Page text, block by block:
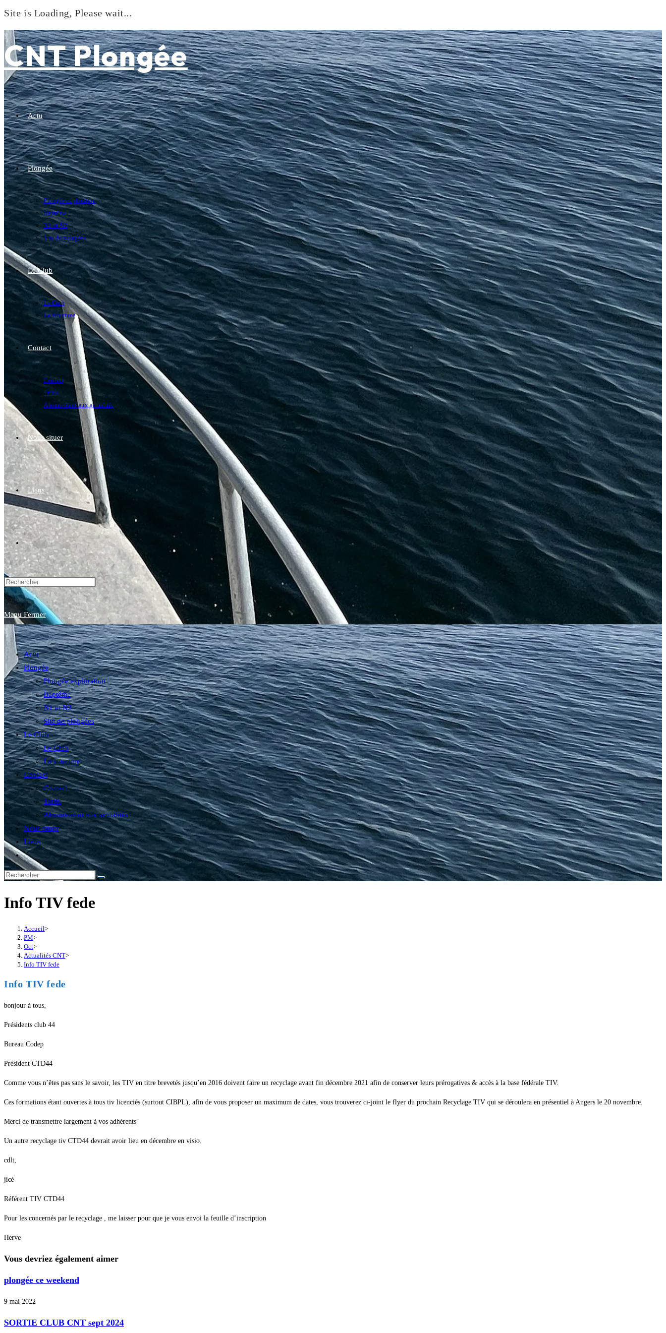
Site is Loading, Please wait...
to
content
CNT Plongée
Actu
Plongée
Plongée exploration
Baptême
N1 et N2
Site de plongées
Le Club
Le Club
La structure
Contact
Contact
Tarifs
Abonnement aux actualités
Nous situer
Liens
Toggle
website
search
Menu Fermer
Actu
Plongée
Plongée exploration
Baptême
N1 et N2
Site de plongées
Le Club
Le Club
La structure
Contact
Contact
Tarifs
Abonnement aux actualités
Nous situer
Liens
Toggle
website
search
Info TIV fede
Accueil>
PM>
Oct>
Actualités CNT>
Info TIV fede
Info TIV fede
bonjour à tous,
Présidents club 44
Bureau Codep
Président CTD44
Comme vous n’êtes pas sans le savoir, les TIV en titre brevetés jusqu’en 2016 doivent faire un recyclage avant fin décembre 2021 afin de conserver leurs prérogatives & accès à la base fédérale TIV.
Ces formations étant ouvertes à tous tiv licenciés (surtout CIBPL), afin de vous proposer un maximum de dates, vous trouverez ci-joint le flyer du prochain Recyclage TIV qui se déroulera en présentiel à Angers le 20 novembre.
Merci de transmettre largement à vos adhérents
Un autre recyclage tiv CTD44 devrait avoir lieu en décembre en visio.
cdlt,
jicé
Référent TIV CTD44
Pour les concernés par le recyclage , me laisser pour que je vous envoi la feuille d’inscription
Herve
Vous devriez également aimer
plongée ce weekend
9 mai 2022
SORTIE CLUB CNT sept 2024